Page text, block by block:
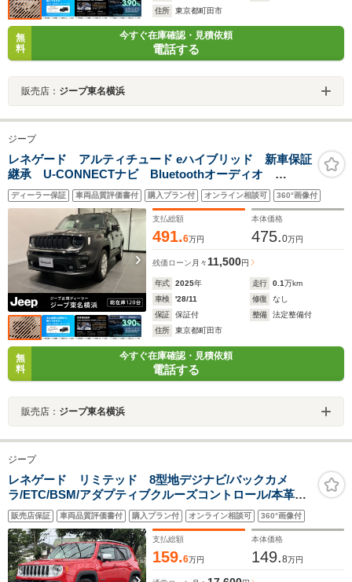
住所
東京都町田市
無
料
今すぐ在庫確認・見積依頼
電話する
販売店： ジープ東名横浜
ジープ
レネゲード アルティチュード eハイブリッド 新車保証
継承 U-CONNECTナビ Bluetoothオーディオ
ApplecarPlay AndroidAuto 純正17インチアルミホイ
ール
ディーラー保証 車両品質評価書付 購入プラン付 オンライン相談可 360°画像付
支払総額
491.6万円
本体価格
475.0万円
残価ローン 月々11,500円
年式 2025年 走行 0.1万km
車検
'28/11 修復
なし
保証
保証付 整備
法定整備付
住所
東京都町田市
無
料
今すぐ在庫確認・見積依頼
電話する
販売店： ジープ東名横浜
ジープ
レネゲード リミテッド 8型地デジナビ/バックカメ
ラ/ETC/BSM/アダプティブクルーズコントロール/本革シ
ート/AC100V/パワーシート/シートヒーター/ステアリング
ヒーター/ルーフレール/フォグライト/電動パーキングブレ
ーキ/衝突軽減
販売店保証 車両品質評価書付 購入プラン付 オンライン相談可 360°画像付
支払総額
159.6万円
本体価格
149.8万円